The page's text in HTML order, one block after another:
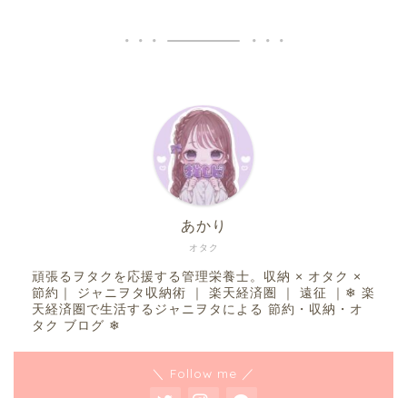
オタク
あかり
頑張るヲタクを応援する管理栄養士。収納 × オタク ×
節約｜ ジャニヲタ収納術 ｜ 楽天経済圏 ｜ 遠征 ｜❄︎ 楽
天経済圏で生活するジャニヲタによる 節約・収納・オ
タク ブログ ❄︎
＼ Follow me ／